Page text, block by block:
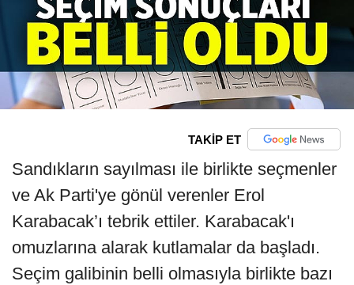
TAKİP ET
Sandıkların sayılması ile birlikte seçmenler
ve Ak Parti'ye gönül verenler Erol
Karabacak’ı tebrik ettiler. Karabacak'ı
omuzlarına alarak kutlamalar da başladı.
Seçim galibinin belli olmasıyla birlikte bazı